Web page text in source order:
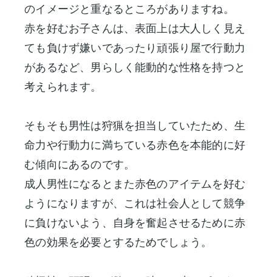
のイメージと重なるところがありますね。
赤を好むお子さんは、表面上は大人しく見え
ても負けず嫌いであったり頑張り屋で行動力
があるなど、男らしく能動的な性格を持つと
考えられます。
そもそも男性は狩猟を担当していたため、生
命力や行動力に満ちている赤色を本能的に好
む傾向にあるのです。
成人男性になるとまた赤色のアイテムを好む
ようになりますが、これは社会人として競争
に負けないよう、自身を奮起させるために赤
色の効果を必要とするためでしょう。